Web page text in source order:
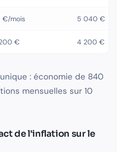
€/mois 5 040 €
€ 4 200 €
: économie de 840
mensuelles sur 10
de l'inflation sur le